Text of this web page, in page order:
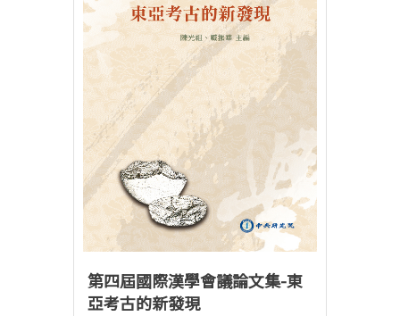
第四屆國際漢學會議論文集-東
亞考古的新發現